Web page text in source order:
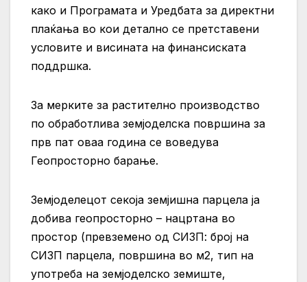
како и Програмата и Уредбата за директни
плаќања во кои детално се претставени
условите и висината на финансиската
поддршка.
За мерките за растително производство
по обработлива земјоделска површина за
прв пат оваа година се воведува
Геопросторно барање.
Земјоделецот секоја земјишна парцела ја
добива геопросторно – нацртана во
простор (превземено од СИЗП: број на
СИЗП парцела, површина во м2, тип на
употреба на земјоделско земиште,